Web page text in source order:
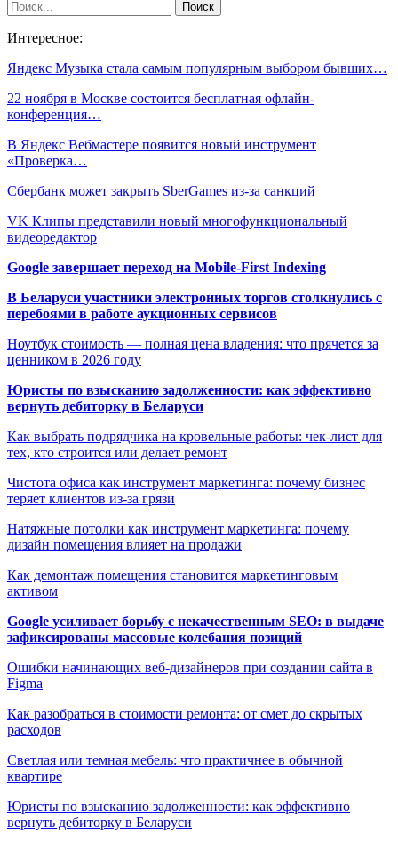
Интересное:
Яндекс Музыка стала самым популярным выбором бывших…
22 ноября в Москве состоится бесплатная офлайн-
конференция…
В Яндекс Вебмастере появится новый инструмент
«Проверка…
Сбербанк может закрыть SberGames из-за санкций
VK Клипы представили новый многофункциональный
видеоредактор
Google завершает переход на Mobile-First Indexing
В Беларуси участники электронных торгов столкнулись с
перебоями в работе аукционных сервисов
Ноутбук стоимость — полная цена владения: что прячется за
ценником в 2026 году
Юристы по взысканию задолженности: как эффективно
вернуть дебиторку в Беларуси
Как выбрать подрядчика на кровельные работы: чек-лист для
тех, кто строится или делает ремонт
Чистота офиса как инструмент маркетинга: почему бизнес
теряет клиентов из-за грязи
Натяжные потолки как инструмент маркетинга: почему
дизайн помещения влияет на продажи
Как демонтаж помещения становится маркетинговым
активом
Google усиливает борьбу с некачественным SEO: в выдаче
зафиксированы массовые колебания позиций
Ошибки начинающих веб-дизайнеров при создании сайта в
Figma
Как разобраться в стоимости ремонта: от смет до скрытых
расходов
Светлая или темная мебель: что практичнее в обычной
квартире
Юристы по взысканию задолженности: как эффективно
вернуть дебиторку в Беларуси